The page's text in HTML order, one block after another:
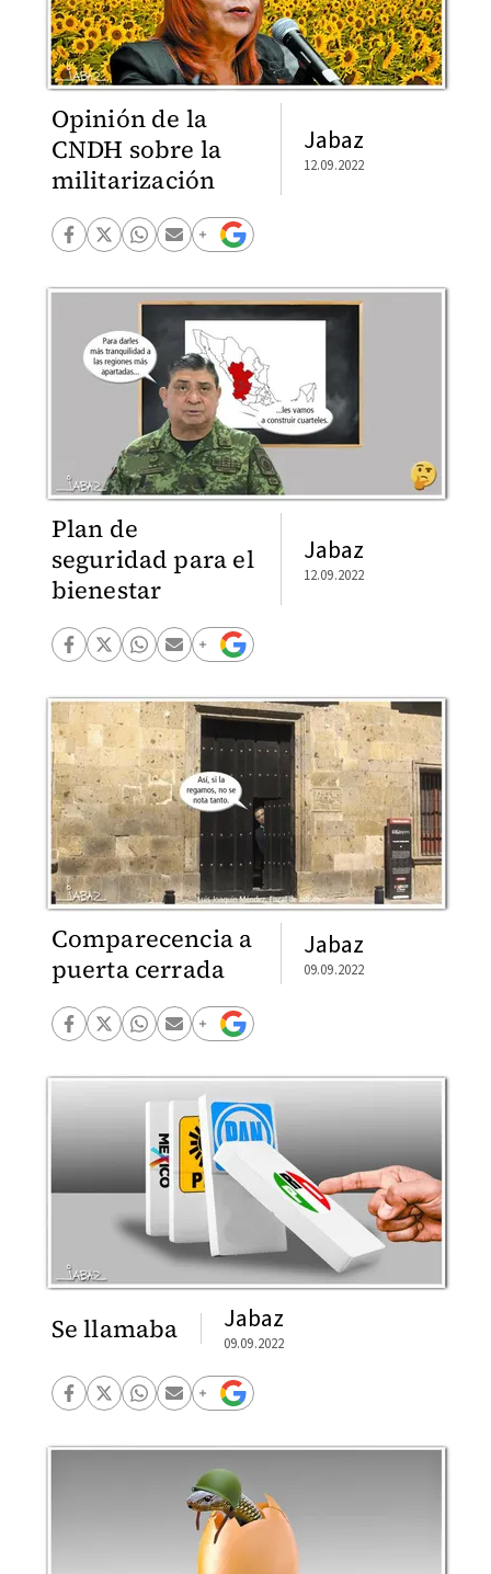
Opinión de la
CNDH sobre la
militarización
Jabaz
12.09.2022
Plan de
seguridad para el
bienestar
Jabaz
12.09.2022
Comparecencia a
puerta cerrada
Jabaz
09.09.2022
Se llamaba Jabaz
09.09.2022